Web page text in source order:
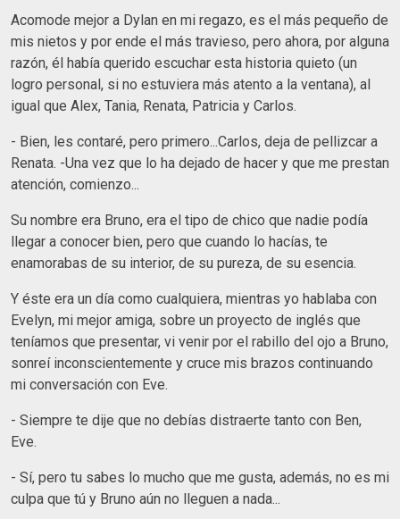
Acomode mejor a Dylan en mi regazo, es el más pequeño de
mis nietos y por ende el más travieso, pero ahora, por alguna
razón, él había querido escuchar esta historia quieto (un
logro personal, si no estuviera más atento a la ventana), al
igual que Alex, Tania, Renata, Patricia y Carlos.
- Bien, les contaré, pero primero...Carlos, deja de pellizcar a
Renata. -Una vez que lo ha dejado de hacer y que me prestan
atención, comienzo...
Su nombre era Bruno, era el tipo de chico que nadie podía
llegar a conocer bien, pero que cuando lo hacías, te
enamorabas de su interior, de su pureza, de su esencia.
Y éste era un día como cualquiera, mientras yo hablaba con
Evelyn, mi mejor amiga, sobre un proyecto de inglés que
teníamos que presentar, vi venir por el rabillo del ojo a Bruno,
sonreí inconscientemente y cruce mis brazos continuando
mi conversación con Eve.
- Siempre te dije que no debías distraerte tanto con Ben,
Eve.
- Sí, pero tu sabes lo mucho que me gusta, además, no es mi
culpa que tú y Bruno aún no lleguen a nada...